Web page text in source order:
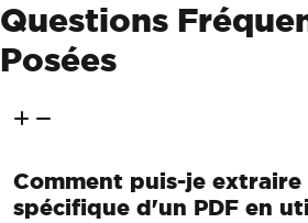
Questions
Posées
Comment puis-je
spécifique d'un PDF en